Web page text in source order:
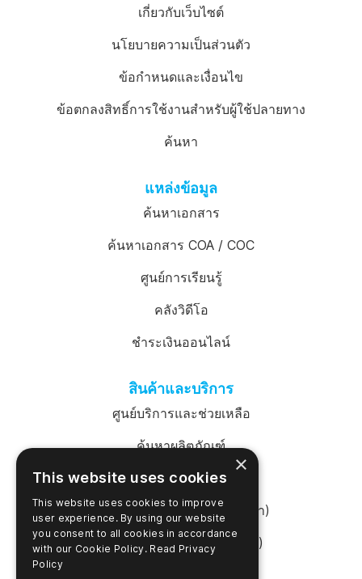
เกี่ยวกับเว็บไซต์
นโยบายความเป็นส่วนตัว
ข้อกำหนดและเงื่อนไข
ข้อตกลงสิทธิ์การใช้งานสำหรับผู้ใช้ปลายทาง
ค้นหา
แหล่งข้อมูล
ค้นหาเอกสาร
ค้นหาเอกสาร COA / COC
ศูนย์การเรียนรู้
คลังวิดีโอ
ชำระเงินออนไลน์
สินค้าและบริการ
ศูนย์บริการและช่วยเหลือ
ค้นหาผลิตภัณฑ์
เข้าสู่ระบบ SureTrend
ร้านค้าออนไลน์ (สหรัฐอเมริกา)
ร้านค้าออนไลน์ (ออสเตรเลีย)
×
This website uses cookies
This website uses cookies to improve
user experience. By using our website
you consent to all cookies in accordance
with our Cookie Policy. Read Privacy
Policy